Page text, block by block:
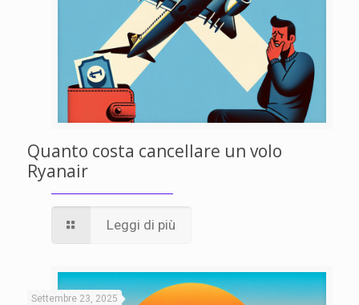
Quanto costa cancellare un volo
Ryanair
Leggi di più
Settembre 23, 2025